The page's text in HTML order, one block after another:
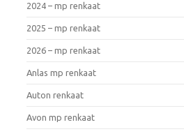
2024 – mp renkaat
2025 – mp renkaat
2026 – mp renkaat
Anlas mp renkaat
Auton renkaat
Avon mp renkaat